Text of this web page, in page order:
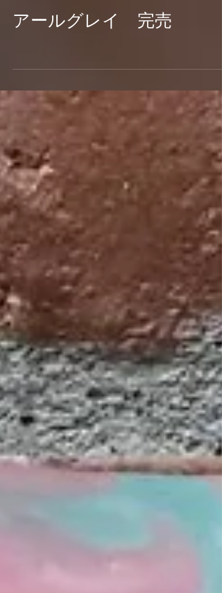
アールグレイ 完売